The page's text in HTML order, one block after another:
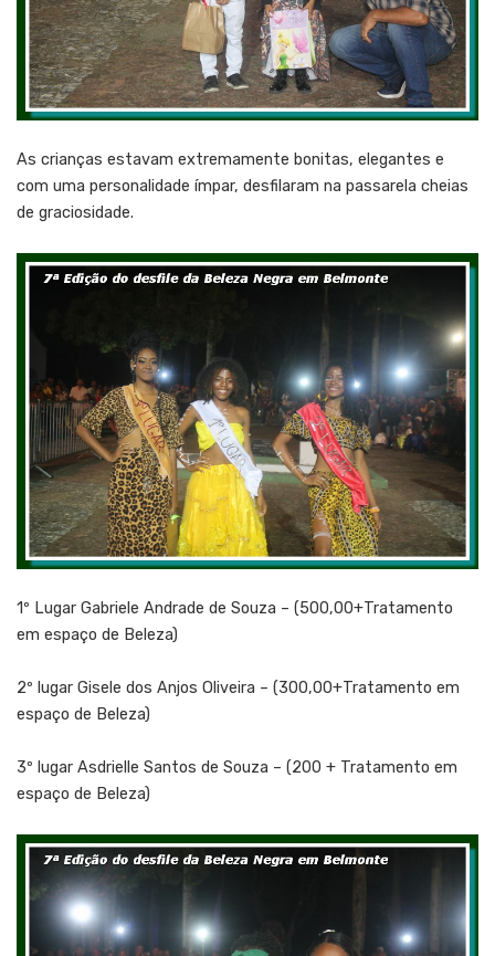
As crianças estavam extremamente bonitas, elegantes e
com uma personalidade ímpar, desfilaram na passarela cheias
de graciosidade.
1º Lugar Gabriele Andrade de Souza – (500,00+Tratamento
em espaço de Beleza)
2º lugar Gisele dos Anjos Oliveira – (300,00+Tratamento em
espaço de Beleza)
3º lugar Asdrielle Santos de Souza – (200 + Tratamento em
espaço de Beleza)